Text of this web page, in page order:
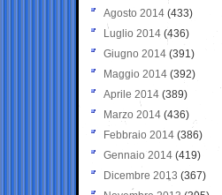
Agosto 2014 (433)
Luglio 2014 (436)
Giugno 2014 (391)
Maggio 2014 (392)
Aprile 2014 (389)
Marzo 2014 (436)
Febbraio 2014 (386)
Gennaio 2014 (419)
Dicembre 2013 (367)